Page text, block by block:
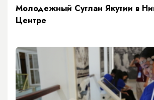
Молодежный Суглан Якутии в
Центре